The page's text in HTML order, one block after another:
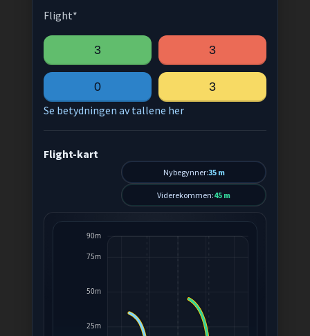
Flight*
3 3
0
3
Se betydningen av tallene her
Flight-kart
Nybegynner:35 m
Viderekommen:45 m
25m
50m
75m
90m